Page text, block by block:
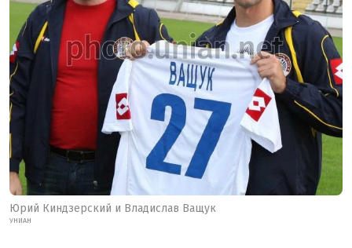
Юрий Киндзерский и Владислав Ващук
УНИАН